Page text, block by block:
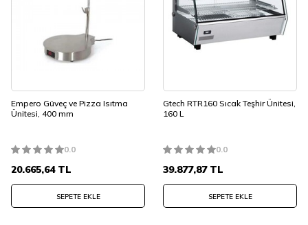
Empero Güveç ve Pizza Isıtma
Ünitesi, 400 mm
0.0
20.665,64TL
SEPETE EKLE
Gtech RTR160 Sıcak Teşhir Ünitesi,
160 L
0.0
39.877,87TL
SEPETE EKLE